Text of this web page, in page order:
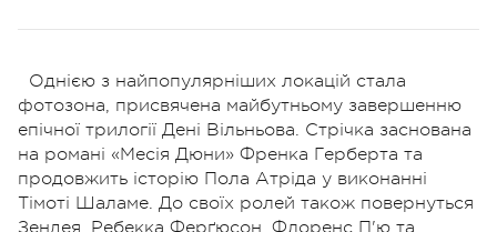
Однією з найпопулярніших локацій стала
фотозона, присвячена майбутньому завершенню
епічної трилогії Дені Вільньова. Стрічка заснована
на романі «Месія Дюни» Френка Герберта та
продовжить історію Пола Атріда у виконанні
Тімоті Шаламе. До своїх ролей також повернуться
Зендея, Ребекка Ферґюсон, Флоренс П'ю та